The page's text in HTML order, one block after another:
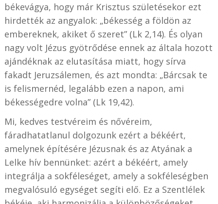
békevágya, hogy már Krisztus születésekor ezt
hirdették az angyalok: „békesség a földön az
embereknek, akiket ő szeret” (Lk 2,14). És olyan
nagy volt Jézus gyötrődése ennek az általa hozott
ajándéknak az elutasítása miatt, hogy sírva
fakadt Jeruzsálemen, és azt mondta: „Bárcsak te
is felismernéd, legalább ezen a napon, ami
békességedre volna” (Lk 19,42).
Mi, kedves testvéreim és nővéreim,
fáradhatatlanul dolgozunk ezért a békéért,
amelynek építésére Jézusnak és az Atyának a
Lelke hív bennünket: azért a békéért, amely
integrálja a sokféleséget, amely a sokféleségben
megvalósuló egységet segíti elő. Ez a Szentlélek